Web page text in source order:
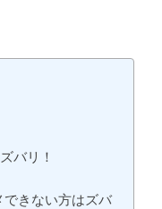
バリ！
きない方はズバ